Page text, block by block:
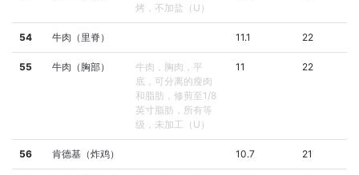
烤，不加盐（U）
54 牛肉（里脊） 11.1 22
55 牛肉（胸部）
牛肉，胸肉，平
底，可分离的瘦肉
和脂肪，修剪至1/8
英寸脂肪，所有等
级，未加工（U）
11 22
56 肯德基（炸鸡） 10.7 21